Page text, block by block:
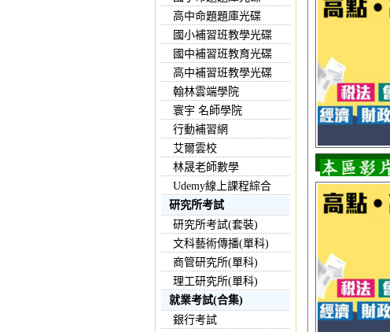
高中命題題庫光碟
國小補習班教學光碟
國中補習班教育光碟
高中補習班教學光碟
翰林雲端學院
寰宇 名師學院
行動補習網
艾爾雲校
林晟老師數學
Udemy線上課程綜合
研究所考試
研究所考試(套裝)
文科藝術傳播(單科)
商管研究所(單科)
理工研究所(單科)
就業考試(合集)
銀行考試